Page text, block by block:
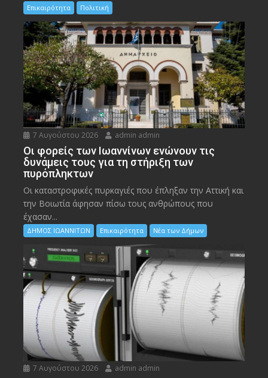
Επικαιρότητα Πολιτική
7 Αυγούστου 2026 admin admin
Οι φορείς των Ιωαννίνων ενώνουν τις
δυνάμεις τους για τη στήριξη των
πυρόπληκτων
Οι καταστροφικές πυρκαγιές που έπληξαν την Αττική και
την Bοιωτία άφησαν πίσω τους ανθρώπους που
έχασαν...
ΔΗΜΟΣ ΙΩΑΝΝΙΤΩΝ Επικαιρότητα Νέα των Δήμων
7 Αυγούστου 2026 admin admin